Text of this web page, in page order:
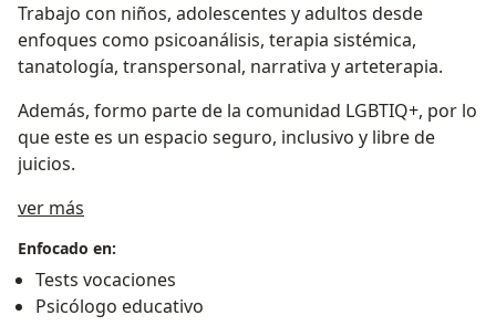
Trabajo con niños, adolescentes y adultos desde
enfoques como psicoanálisis, terapia sistémica,
tanatología, transpersonal, narrativa y arteterapia.
Además, formo parte de la comunidad LGBTIQ+, por lo
que este es un espacio seguro, inclusivo y libre de
juicios.
ver más
Enfocado en:
Tests vocaciones
Psicólogo educativo